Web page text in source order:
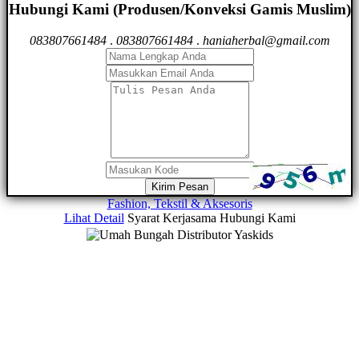
Hubungi Kami (Produsen/Konveksi Gamis Muslim)
083807661484. 083807661484. haniaherbal@gmail.com
Kirim Pesan
Fashion, Tekstil & Aksesoris
Lihat Detail Syarat Kerjasama Hubungi Kami